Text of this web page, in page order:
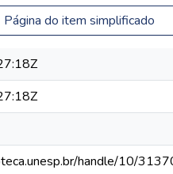
Página do item simplificado
handle/10/